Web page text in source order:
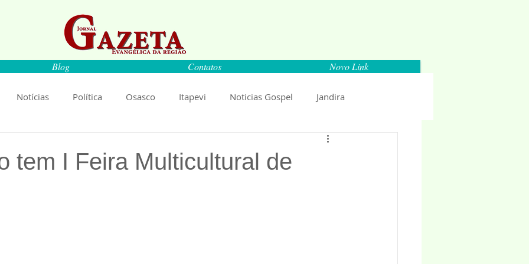
Blog Contatos Novo Link
Notícias Política Osasco Itapevi Noticias Gospel Jandira
Espaço Parlamentar
tem I Feira Multicultural de
5 estrelas.